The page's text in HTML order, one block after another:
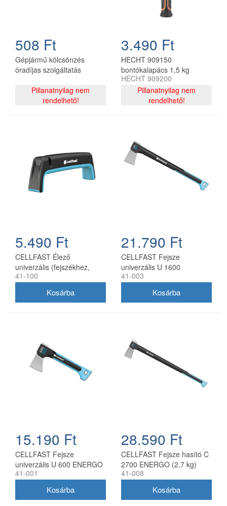
508 Ft
Gépjármű kölcsönzés
óradíjas szolgáltatás
Pillanatnyilag nem
rendelhető!
3.490 Ft
HECHT 909150
bontókalapács 1,5 kg
HECHT 909200
Pillanatnyilag nem
rendelhető!
5.490 Ft
CELLFAST Élező
univerzális (fejszékhez,
késekhez, ollókhoz)
41-100
21.790 Ft
CELLFAST Fejsze
univerzális U 1600
ENERGO (1,6 kg)
41-003
15.190 Ft
CELLFAST Fejsze
univerzális U 600 ENERGO
(0,6 kg)
41-001
28.590 Ft
CELLFAST Fejsze hasító C
2700 ENERGO (2,7 kg)
41-008